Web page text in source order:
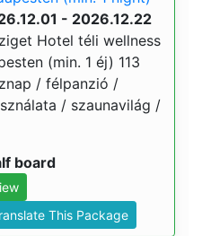
- 2026.12.22
Hotel téli wellness
(min. 1 éj) 113
/ félpanzió /
/ szaunavilág /
board
This Package